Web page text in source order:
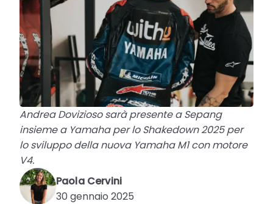
Andrea Dovizioso sarà presente a Sepang
insieme a Yamaha per lo Shakedown 2025 per
lo sviluppo della nuova Yamaha M1 con motore
V4.
Paola Cervini
30 gennaio 2025